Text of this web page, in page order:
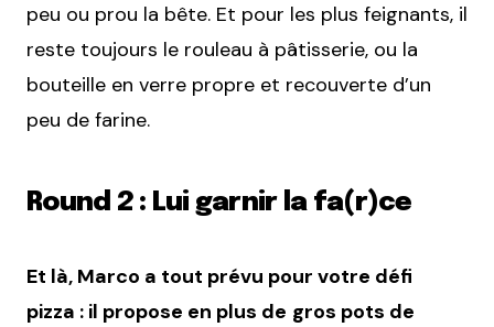
peu ou prou la bête. Et pour les plus feignants, il
reste toujours le rouleau à pâtisserie, ou la
bouteille en verre propre et recouverte d’un
peu de farine.
Round 2 : Lui garnir la fa(r)ce
Et là, Marco a tout prévu pour votre défi
pizza : il propose en plus de gros pots de